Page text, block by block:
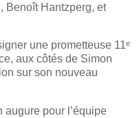
Benoît Hantzperg, et
une prometteuse 11ᵉ
aux côtés de Simon
sur son nouveau
augure pour l’équipe